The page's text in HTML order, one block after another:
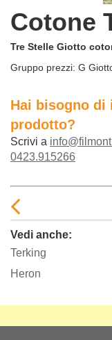
Cotone
Tre Stelle Giotto
Gruppo prezzi: G
Hai bisogno di
prodotto?
Scrivi a
0423.915266
Vedi anche:
Terking
Heron